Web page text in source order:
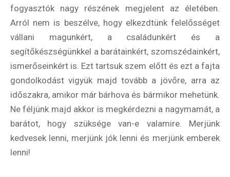
fogyasztók nagy részének megjelent az életében.
Arról nem is beszélve, hogy elkezdtünk felelősséget
vállani magunkért, a családunkért és a
segítőkészségünkkel a barátainkért, szomszédainkért,
ismerőseinkért is. Ezt tartsuk szem előtt és ezt a fajta
gondolkodást vigyük majd tovább a jövőre, arra az
időszakra, amikor már bárhova és bármikor mehetünk.
Ne féljünk majd akkor is megkérdezni a nagymamát, a
barátot, hogy szüksége van-e valamire. Merjünk
kedvesek lenni, merjünk jók lenni és merjünk emberek
lenni!